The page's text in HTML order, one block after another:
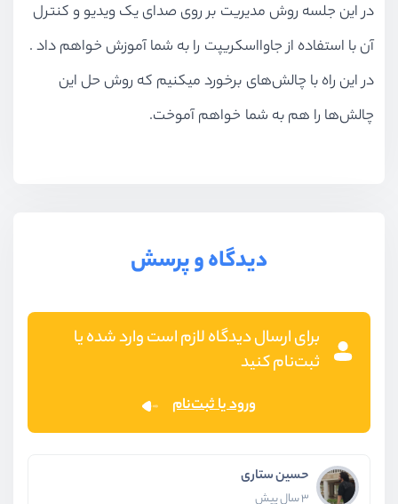
در این جلسه روش مدیریت بر روی صدای یک ویدیو و کنترل
آن با استفاده از جاوااسکریپت را به شما آموزش خواهم داد .
در این راه با چالش‌های برخورد میکنیم که روش حل این
چالش‌ها را هم به شما خواهم آموخت.
دیدگاه و پرسش
برای ارسال دیدگاه لازم است وارد شده یا
ثبت‌نام کنید
ورود یا ثبت‌نام
حسین ستاری
3 سال پیش